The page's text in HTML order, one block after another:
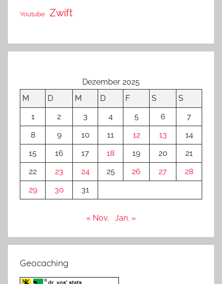
Youtube Zwift
Dezember 2025
M
D M D F S
S
1
2 3 4 5 6
7
8
9 10 11 12 13
14
15
16 17 18 19 20
21
22
23 24 25 26 27
28
29
30 31
« Nov. Jan. »
Geocaching